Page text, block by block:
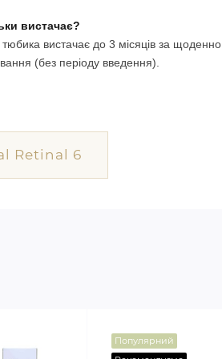
вистачає?
вистачає до 3 місяців за
(без періоду введення).
Retinal 6
Популярний